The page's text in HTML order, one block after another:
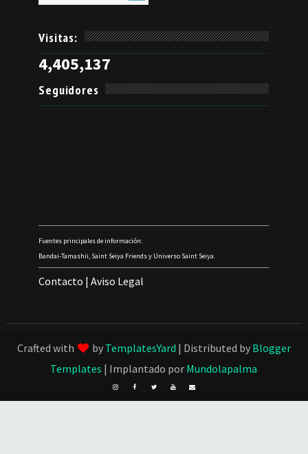
Visitas:
4,405,137
Seguidores
Fuentes principales de información:
Bandai-Tamashii, Saint Seiya Friends y Universo Saint Seiya.
Contacto |Aviso Legal
Crafted with by TemplatesYard | Distributed by Blogger
Templates | Implantado por Mundolapalma